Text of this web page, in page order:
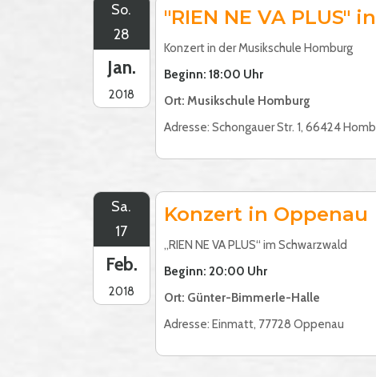
So.
28
Jan.
2018
"RIEN NE VA PLUS"
Konzert in der Musikschule Homburg
Beginn: 18:00 Uhr
Ort: Musikschule Homburg
Adresse: Schongauer Str. 1, 66424
Sa.
17
Feb.
2018
Konzert in Oppenau
„RIEN NE VA PLUS“ im Schwarzwald
Beginn: 20:00 Uhr
Ort: Günter-Bimmerle-Halle
Adresse: Einmatt, 77728 Oppenau